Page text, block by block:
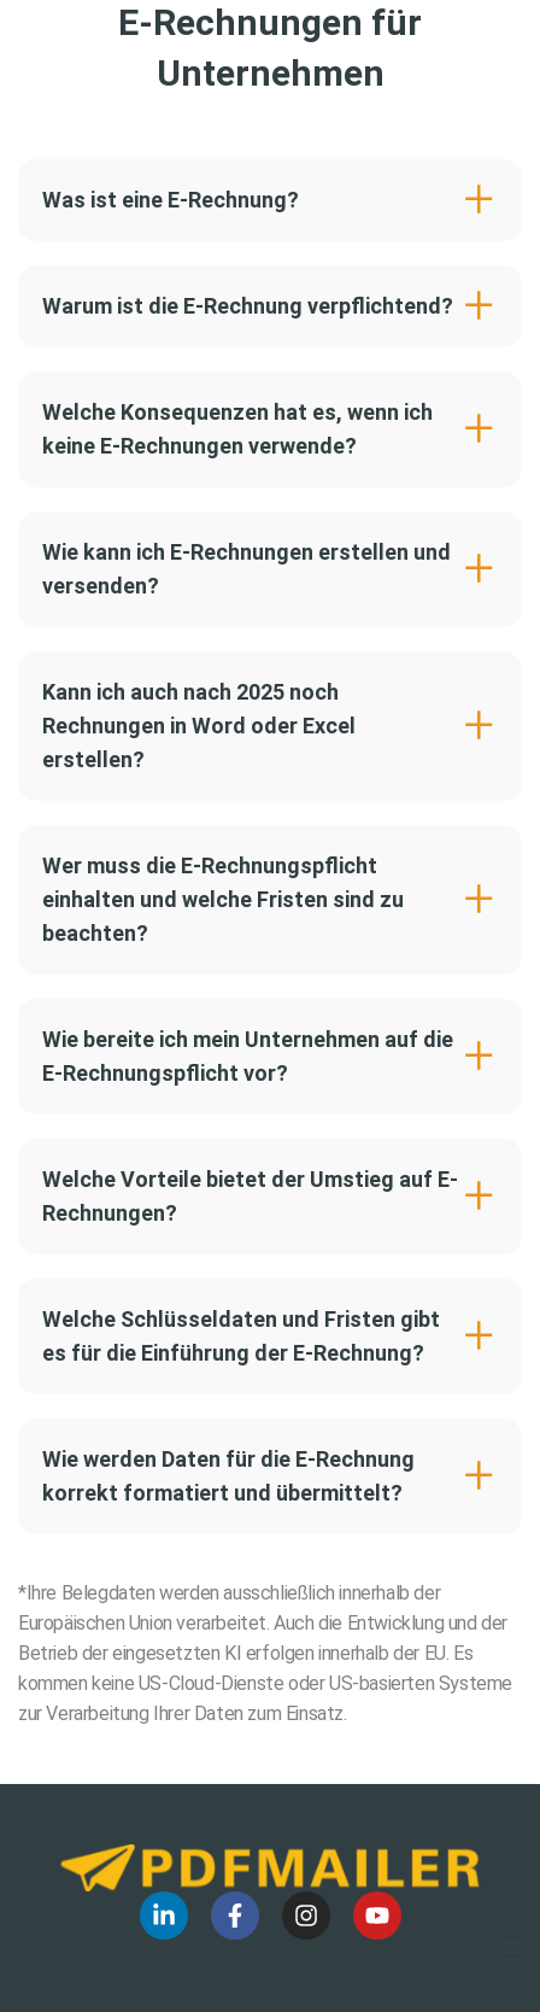
E-Rechnungen für
Unternehmen
Was ist eine E-Rechnung?
Warum ist die E-Rechnung verpflichtend?
Welche Konsequenzen hat es, wenn ich
keine E-Rechnungen verwende?
Wie kann ich E-Rechnungen erstellen und
versenden?
Kann ich auch nach 2025 noch
Rechnungen in Word oder Excel
erstellen?
Wer muss die E-Rechnungspflicht
einhalten und welche Fristen sind zu
beachten?
Wie bereite ich mein Unternehmen auf die
E-Rechnungspflicht vor?
Welche Vorteile bietet der Umstieg auf E-
Rechnungen?
Welche Schlüsseldaten und Fristen gibt
es für die Einführung der E-Rechnung?
Wie werden Daten für die E-Rechnung
korrekt formatiert und übermittelt?
*Ihre Belegdaten werden ausschließlich innerhalb der
Europäischen Union verarbeitet. Auch die Entwicklung und der
Betrieb der eingesetzten KI erfolgen innerhalb der EU. Es
kommen keine US-Cloud-Dienste oder US-basierten Systeme
zur Verarbeitung Ihrer Daten zum Einsatz.